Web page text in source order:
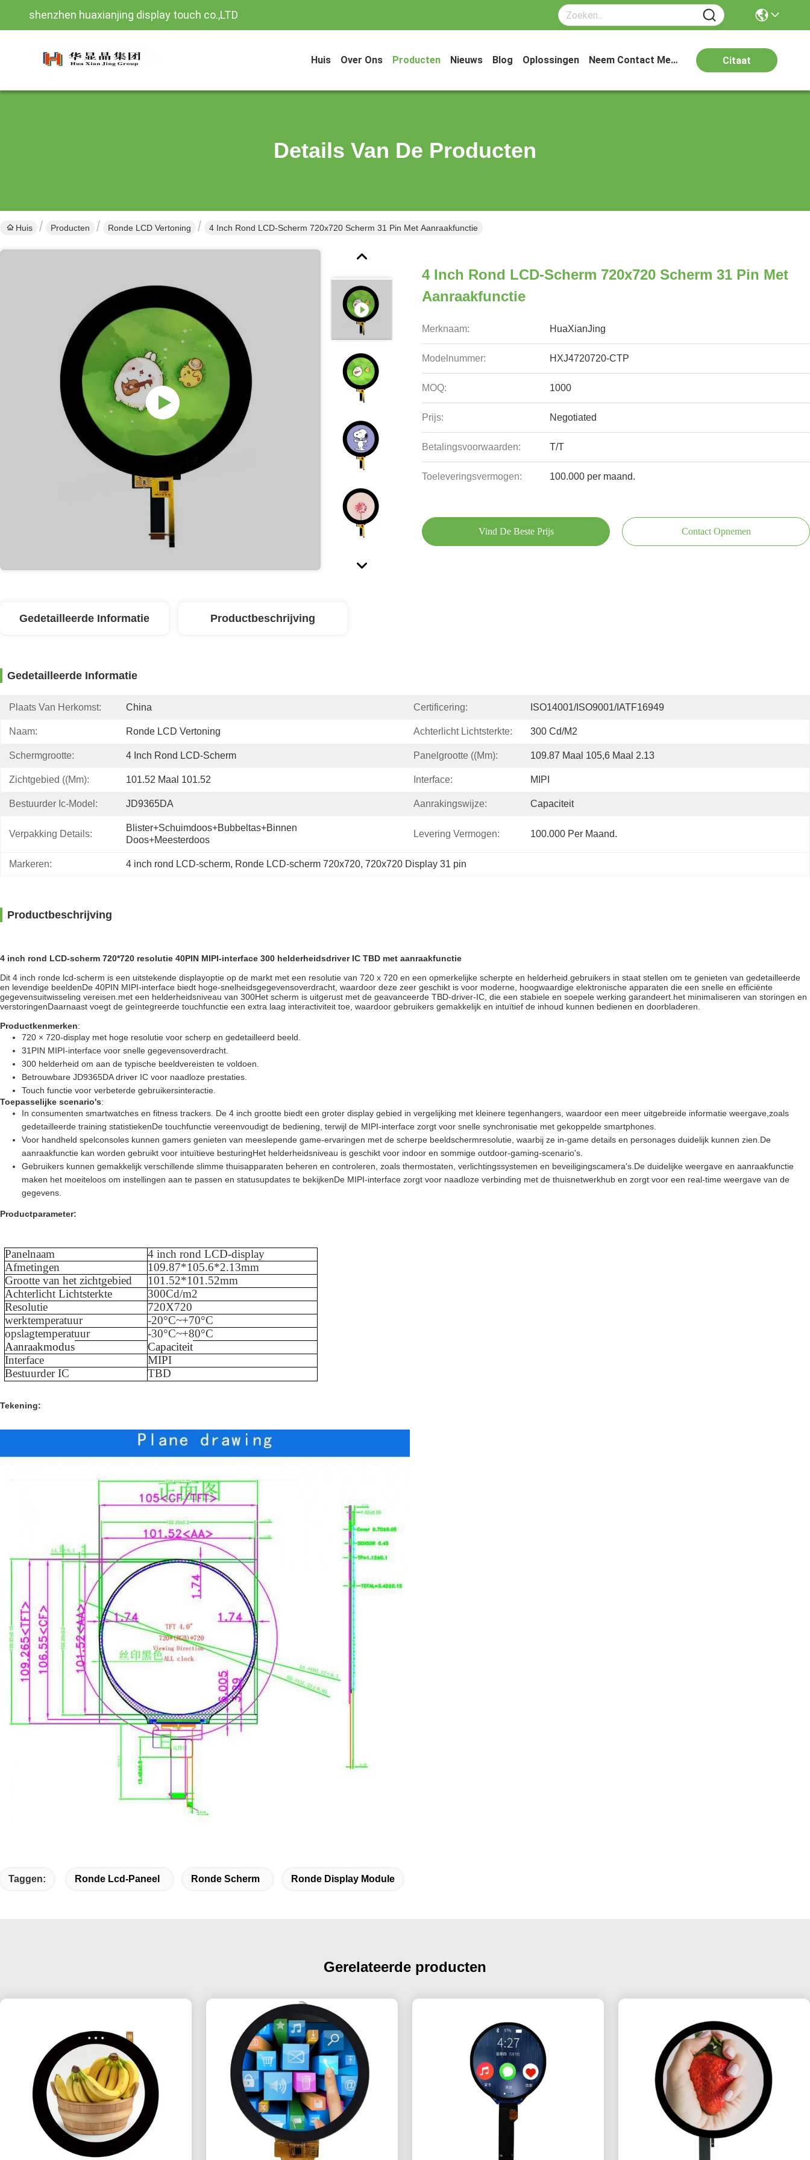
shenzhen huaxianjing display touch co.,LTD
Huis Over Ons Producten Nieuws Blog Oplossingen Neem Contact Met Ons Op Citaat
Details Van De Producten
Huis Producten Ronde LCD Vertoning 4 Inch Rond LCD-Scherm 720x720 Scherm 31 Pin Met Aanraakfunctie
4 Inch Rond LCD-Scherm 720x720 Scherm 31 Pin Met
Aanraakfunctie
Merknaam: HuaXianJing
Modelnummer: HXJ4720720-CTP
MOQ: 1000
Prijs: Negotiated
Betalingsvoorwaarden: T/T
Toeleveringsvermogen: 100.000 per maand.
Vind De Beste Prijs Contact Opnemen
Gedetailleerde Informatie Productbeschrijving
Gedetailleerde Informatie
Plaats Van Herkomst: China Certificering: ISO14001/ISO9001/IATF16949
Naam: Ronde LCD Vertoning Achterlicht Lichtsterkte: 300 Cd/m2
Schermgrootte: 4 Inch Rond LCD-Scherm Panelgrootte ((mm): 109.87 Maal 105,6 Maal 2.13
Zichtgebied ((mm): 101.52 Maal 101.52 Interface: MIPI
Bestuurder Ic-Model: JD9365DA Aanrakingswijze: Capaciteit
Verpakking Details:
Blister+schuimdoos+bubbeltas+binnen
Doos+meesterdoos
Levering Vermogen: 100.000 Per Maand.
Markeren: 4 inch rond LCD-scherm, Ronde LCD-scherm 720x720, 720x720 Display 31 pin
Productbeschrijving
4 inch rond LCD-scherm 720*720 resolutie 40PIN MIPI-interface 300 helderheidsdriver IC TBD met aanraakfunctie
Dit 4 inch ronde lcd-scherm is een uitstekende displayoptie op de markt met een resolutie van 720 x 720 en een opmerkelijke scherpte en helderheid.gebruikers in staat stellen om te genieten van gedetailleerde
en levendige beeldenDe 40PIN MIPI-interface biedt hoge-snelheidsgegevensoverdracht, waardoor deze zeer geschikt is voor moderne, hoogwaardige elektronische apparaten die een snelle en efficiënte
gegevensuitwisseling vereisen.met een helderheidsniveau van 300Het scherm is uitgerust met de geavanceerde TBD-driver-IC, die een stabiele en soepele werking garandeert.het minimaliseren van storingen en
verstoringenDaarnaast voegt de geïntegreerde touchfunctie een extra laag interactiviteit toe, waardoor gebruikers gemakkelijk en intuïtief de inhoud kunnen bedienen en doorbladeren.
Productkenmerken:
720 × 720-display met hoge resolutie voor scherp en gedetailleerd beeld.
31PIN MIPI-interface voor snelle gegevensoverdracht.
300 helderheid om aan de typische beeldvereisten te voldoen.
Betrouwbare JD9365DA driver IC voor naadloze prestaties.
Touch functie voor verbeterde gebruikersinteractie.
Toepasselijke scenario's:
In consumenten smartwatches en fitness trackers. De 4 inch grootte biedt een groter display gebied in vergelijking met kleinere tegenhangers, waardoor een meer uitgebreide informatie weergave,zoals
gedetailleerde training statistiekenDe touchfunctie vereenvoudigt de bediening, terwijl de MIPI-interface zorgt voor snelle synchronisatie met gekoppelde smartphones.
Voor handheld spelconsoles kunnen gamers genieten van meeslepende game-ervaringen met de scherpe beeldschermresolutie, waarbij ze in-game details en personages duidelijk kunnen zien.De
aanraakfunctie kan worden gebruikt voor intuïtieve besturingHet helderheidsniveau is geschikt voor indoor en sommige outdoor-gaming-scenario's.
Gebruikers kunnen gemakkelijk verschillende slimme thuisapparaten beheren en controleren, zoals thermostaten, verlichtingssystemen en beveiligingscamera's.De duidelijke weergave en aanraakfunctie
maken het moeiteloos om instellingen aan te passen en statusupdates te bekijkenDe MIPI-interface zorgt voor naadloze verbinding met de thuisnetwerkhub en zorgt voor een real-time weergave van de
gegevens.
Productparameter:
Panelnaam 4 inch rond LCD-display
Afmetingen
109.87*105.6*2.13mm
Grootte van het zichtgebied
101.52*101.52mm
Achterlicht Lichtsterkte
300Cd/m2
Resolutie
720X720
werktemperatuur
-20°C~+70°C
opslagtemperatuur
-30°C~+80°C
Aanraakmodus
Capaciteit
Interface
MIPI
Bestuurder IC
TBD
Tekening:
Taggen: Ronde Lcd-Paneel Ronde Scherm Ronde Display Module
Gerelateerde producten